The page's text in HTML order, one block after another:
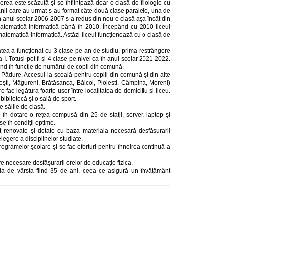
este scăzută şi se înfiinţează doar o clasă de filologie cu
care au urmat s-au format câte două clase paralele, una de
şcolar 2006-2007 s-a redus din nou o clasă aşa încât din
informatică până în 2010. Începând cu 2010 liceul
informatică. Astăzi liceul funcţionează cu o clasă de
a funcţionat cu 3 clase pe an de studiu, prima restrângere
Totuşi pot fi şi 4 clase pe nivel ca în anul şcolar 2021-2022.
în funcţie de numărul de copii din comună.
Accesul la şcoală pentru copiii din comună şi din alte
Măgureni, Brătăşanca, Băicoi, Ploieşti, Câmpina, Moreni)
fac legătura foarte usor între localitatea de domiciliu şi liceu.
şi o sală de sport.
sălile de clasă.
dotare o reţea compusă din 25 de staţii, server, laptop şi
în condiţii optime.
şi dotate cu baza materiala necesară desfăşurarii
a disciplinelor studiate.
şcolare şi se fac eforturi pentru înnoirea continuă a
necesare desfăşurarii orelor de educaţie fizica.
de vârsta fiind 35 de ani, ceea ce asigură un învăţământ